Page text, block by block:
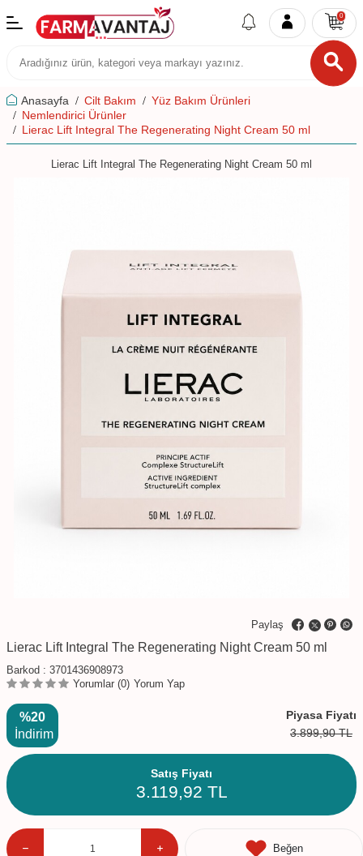
0
Anasayfa Cilt Bakım
Yüz Bakım Ürünleri
Nemlendirici Ürünler
Lierac Lift Integral The Regenerating Night Cream 50 ml
Lierac Lift Integral The Regenerating Night Cream 50 ml
Paylaş
Lierac Lift Integral The Regenerating Night Cream 50 ml
Barkod : 3701436908973
Yorumlar (0) Yorum Yap
%20
İndirim
Piyasa Fiyatı
3.899,90TL
Satış Fiyatı
3.119,92 TL
Beğen